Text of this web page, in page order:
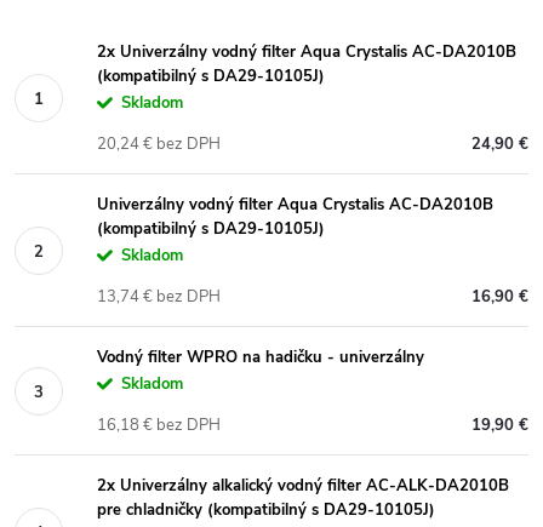
2x Univerzálny vodný filter Aqua Crystalis AC-DA2010B
(kompatibilný s DA29-10105J)
Skladom
24,90 €
20,24 € bez DPH
Univerzálny vodný filter Aqua Crystalis AC-DA2010B
(kompatibilný s DA29-10105J)
Skladom
16,90 €
13,74 € bez DPH
Vodný filter WPRO na hadičku - univerzálny
Skladom
19,90 €
16,18 € bez DPH
2x Univerzálny alkalický vodný filter AC-ALK-DA2010B
pre chladničky (kompatibilný s DA29-10105J)